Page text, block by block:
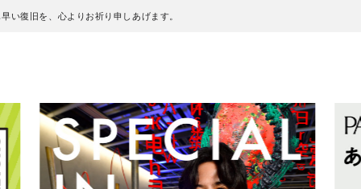
い復旧を、心よりお祈り申しあげます。